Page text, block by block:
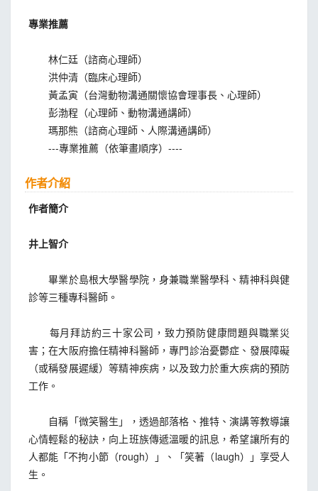
專業推薦
林仁廷（諮商心理師）
洪仲清（臨床心理師）
黃孟寅（台灣動物溝通關懷協會理事長、心理師）
彭渤程（心理師、動物溝通講師）
瑪那熊（諮商心理師、人際溝通講師）
---專業推薦（依筆畫順序）----
作者介紹
作者簡介
井上智介
畢業於島根大學醫學院，身兼職業醫學科、精神科與健
診等三種專科醫師。
每月拜訪約三十家公司，致力預防健康問題與職業災
害；在大阪府擔任精神科醫師，專門診治憂鬱症、發展障礙
（或稱發展遲緩）等精神疾病，以及致力於重大疾病的預防
工作。
自稱「微笑醫生」，透過部落格、推特、演講等教導讓
心情輕鬆的秘訣，向上班族傳遞溫暖的訊息，希望讓所有的
人都能「不拘小節（rough）」、「笑著（laugh）」享受人
生。